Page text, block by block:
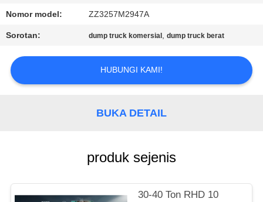
MINTA
KUTIPAN
SITEMAP
Nomor model: ZZ3257M2947A
Sorotan: dump truck komersial ,dump truck berat
HUBUNGI KAMI!
BUKA DETAIL
produk sejenis
30-40 Ton RHD 10